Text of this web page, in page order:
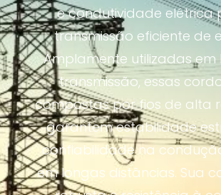
e condutividade elétrica
transmissão eficiente de
Amplamente utilizadas em
transmissão, essas
compostas por fios de alta
garantem estabilidade
confiabilidade na
em longas distâncias. Sua